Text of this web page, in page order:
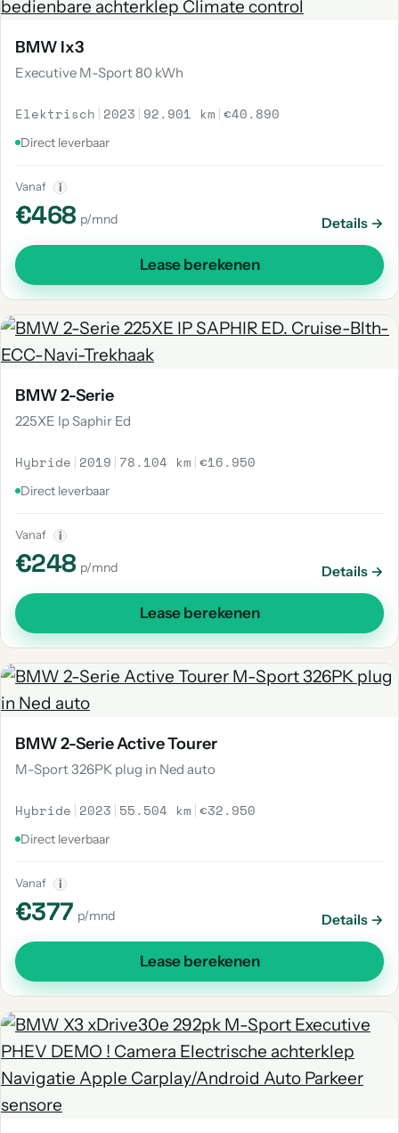
BMW Ix3
Executive M-Sport 80 kWh
Elektrisch | 2023 | 92.901 km |€40.890
Direct leverbaar
Vanaf i
€468 p/mnd Details →
Lease berekenen
BMW 2-Serie
225XE Ip Saphir Ed
Hybride | 2019 | 78.104 km |€16.950
Direct leverbaar
Vanaf i
€248 p/mnd Details →
Lease berekenen
BMW 2-Serie Active Tourer
M-Sport 326PK plug in Ned auto
Hybride | 2023 | 55.504 km |€32.950
Direct leverbaar
Vanaf i
€377 p/mnd Details →
Lease berekenen